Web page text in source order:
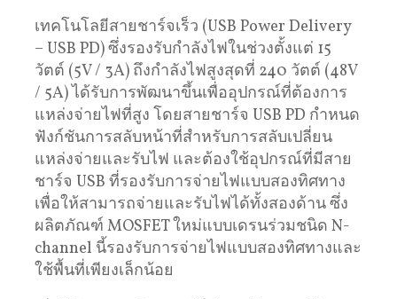
เทคโนโลยีสายชาร์จเร็ว (USB Power Delivery
– USB PD) ซึ่งรองรับกำลังไฟในช่วงตั้งแต่ 15
วัตต์ (5V / 3A) ถึงกำลังไฟสูงสุดที่ 240 วัตต์ (48V
/ 5A) ได้รับการพัฒนาขึ้นเพื่ออุปกรณ์ที่ต้องการ
แหล่งจ่ายไฟที่สูง โดยสายชาร์จ USB PD กำหนด
ฟังก์ชันการสลับหน้าที่สำหรับการสลับเปลี่ยน
แหล่งจ่ายและรับไฟ และต้องใช้อุปกรณ์ที่มีสาย
ชาร์จ USB ที่รองรับการจ่ายไฟแบบสองทิศทาง
เพื่อให้สามารถจ่ายและรับไฟได้ทั้งสองด้าน ซึ่ง
ผลิตภัณฑ์ MOSFET ใหม่แบบเดรนร่วมชนิด N-
channel นี้รองรับการจ่ายไฟแบบสองทิศทางและ
ใช้พื้นที่เพียงเล็กน้อย